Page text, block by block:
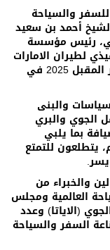
والسياحة
أحمد بن سعيد
رئيس مؤسسة
لطيران الامارات
والمجموعة، يومي (7 – 8) من شهر اكتوبر المقبل 2025 في
والبنى
الجوي والبري
بما يلبي
يتطلعون للتمتع
والخبراء من
العالمية ومجلس
(الاياتا) وعدد
السفر والسياحة